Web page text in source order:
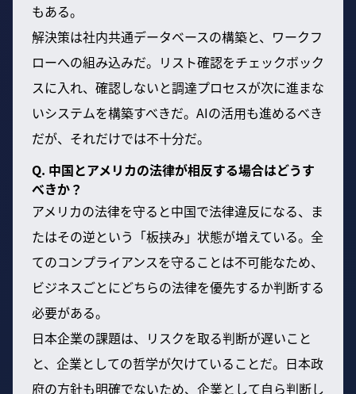
もある。
解決策は社内共通データベースの構築と、ワークフ
ローへの組み込みだ。リスト確認をチェックボック
スに入れ、確認しないと調達プロセスが次に進まな
いシステムを構築すべきだ。AIの活用も進めるべき
だが、それだけでは不十分だ。
Q. 中国とアメリカの法律が相反する場合はどうす
べきか？
アメリカの法律を守ると中国で法律違反になる、ま
たはその逆という「板挟み」状態が増えている。全
てのコンプライアンスを守ることは不可能なため、
ビジネスごとにどちらの法律を優先するか判断する
必要がある。
日本企業の課題は、リスクを取る判断が遅いこと
と、企業としての哲学が欠けていることだ。日本政
府の方針も明確でないため、企業として自ら判断し